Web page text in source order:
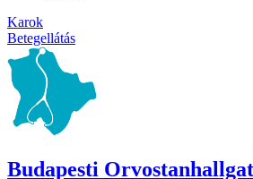
Karok
Betegellátás
Budapesti